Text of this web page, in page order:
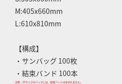
M:405x660mm
L:610x810mm
【構成】
・サンバッグ 100枚
・結束バンド 100本
注意：SSサイズのバッグには、結束バンドは含まれません。